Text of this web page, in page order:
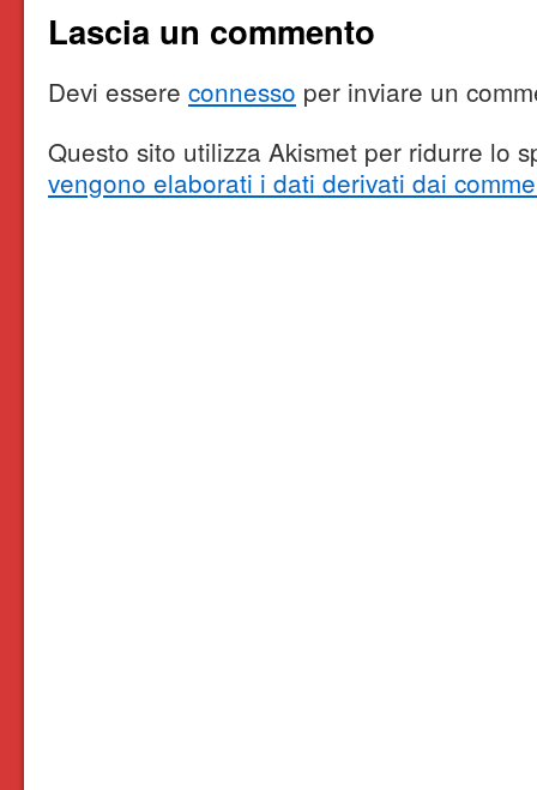
Lascia un commento
Devi essere connesso per inviare un
Questo sito utilizza Akismet per ridurre lo
vengono elaborati i dati derivati dai